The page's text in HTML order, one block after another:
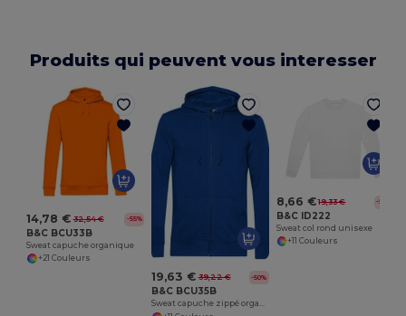
Produits qui peuvent vous interesser
14,78 € 32,54 € -55%
B&C BCU33B
Sweat capuche organique
+21 Couleurs
19,63 € 39,22 € -50%
B&C BCU35B
Sweat capuche zippé organique
8,66 € 19,33 € -55%
B&C ID222
Sweat col rond unisexe
+11 Couleurs